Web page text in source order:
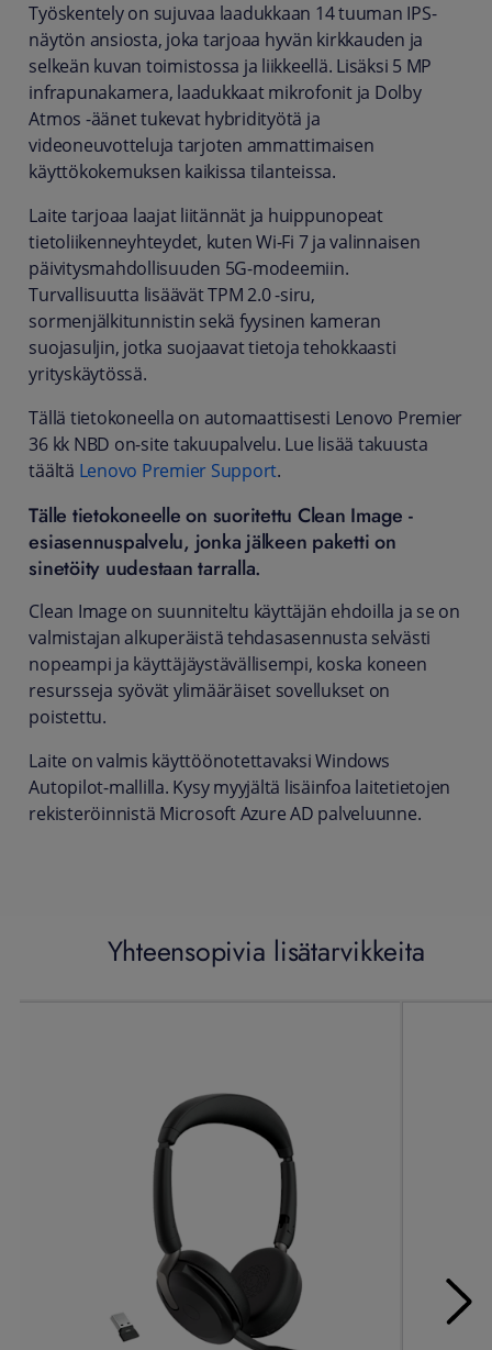
Työskentely on sujuvaa laadukkaan 14 tuuman IPS-
näytön ansiosta, joka tarjoaa hyvän kirkkauden ja
selkeän kuvan toimistossa ja liikkeellä. Lisäksi 5 MP
infrapunakamera, laadukkaat mikrofonit ja Dolby
Atmos -äänet tukevat hybridityötä ja
videoneuvotteluja tarjoten ammattimaisen
käyttökokemuksen kaikissa tilanteissa.
Laite tarjoaa laajat liitännät ja huippunopeat
tietoliikenneyhteydet, kuten Wi-Fi 7 ja valinnaisen
päivitysmahdollisuuden 5G-modeemiin.
Turvallisuutta lisäävät TPM 2.0 -siru,
sormenjälkitunnistin sekä fyysinen kameran
suojasuljin, jotka suojaavat tietoja tehokkaasti
yrityskäytössä.
Tällä tietokoneella on automaattisesti Lenovo Premier
36 kk NBD on-site takuupalvelu. Lue lisää takuusta
täältä Lenovo Premier Support.
Tälle tietokoneelle on suoritettu Clean Image -
esiasennuspalvelu, jonka jälkeen paketti on
sinetöity uudestaan tarralla.
Clean Image on suunniteltu käyttäjän ehdoilla ja se on
valmistajan alkuperäistä tehdasasennusta selvästi
nopeampi ja käyttäjäystävällisempi, koska koneen
resursseja syövät ylimääräiset sovellukset on
poistettu.
Laite on valmis käyttöönotettavaksi Windows
Autopilot-mallilla. Kysy myyjältä lisäinfoa laitetietojen
rekisteröinnistä Microsoft Azure AD palveluunne.
Yhteensopivia lisätarvikkeita